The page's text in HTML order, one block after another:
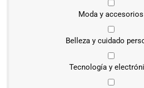
Moda y accesorios
Belleza y cuidado
Tecnología y